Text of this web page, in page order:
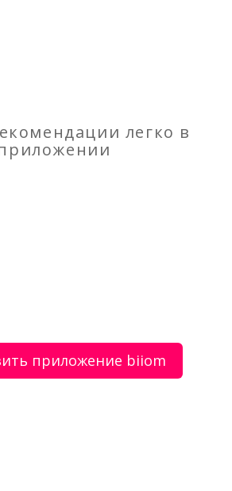
легко в
приложение biiom